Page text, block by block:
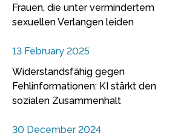
Frauen, die unter vermindertem
sexuellen Verlangen leiden
13 February 2025
Widerstandsfähig gegen
Fehlinformationen: KI stärkt den
sozialen Zusammenhalt
30 December 2024